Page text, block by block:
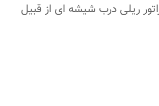
ریلی درب شیشه ای از قبیل